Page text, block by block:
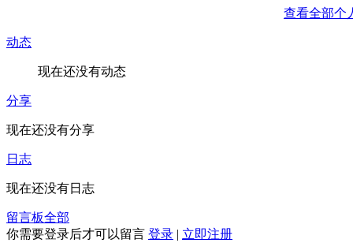
查看全部个
动态
现在还没有动态
分享
现在还没有分享
日志
现在还没有日志
留言板全部
你需要登录后才可以留言 登录 | 立即注册